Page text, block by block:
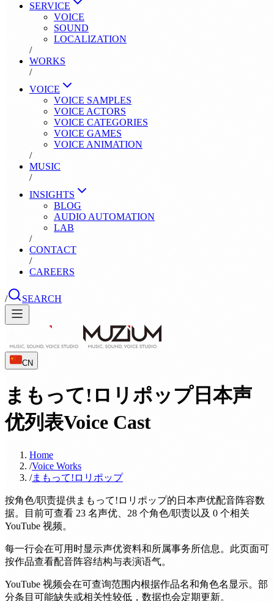
SERVICE
VOICE
SOUND
LOCALIZATION
/
WORKS
/
VOICE
VOICE SAMPLES
VOICE ACTORS
VOICE CATEGORIES
VOICE GAMES
VOICE ANIMATION
/
MUSIC
/
INSIGHTS
BLOG
AUDIO AUTOMATION
LAB
/
CONTACT
/
CAREERS
/ SEARCH
CN
まもって!ロリポップ日本声
优列表Voice Cast
Home
/Voice Works
/まもって!ロリポップ
按角色/职责提供まもって!ロリポップ的日本声优配音阵容数
据。目前可查看 23 名声优、28 个角色/职责以及 0 个相关
YouTube 视频。
每一行会在可用时显示声优资料和所属事务所信息。此页面可
按作品查看配音阵容结构与表演语气。
YouTube 视频会在可查询范围内根据作品名和角色名显示。部
分条目可能缺失或相关性较低，数据也会定期更新。